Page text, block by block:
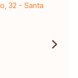
32 - Santa